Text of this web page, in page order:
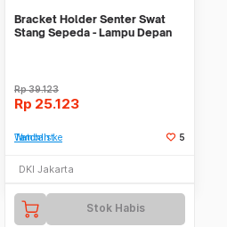
Bracket Holder Senter Swat
Stang Sepeda - Lampu Depan
Rp39.123
Rp 25.123
Tambah ke Watchlist 5
DKI Jakarta
Stok Habis